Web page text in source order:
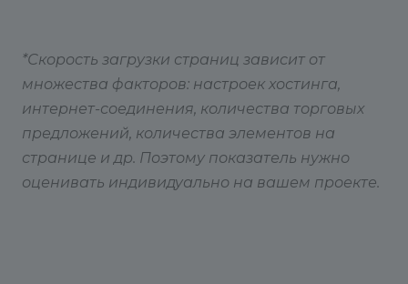
*Скорость загрузки страниц зависит от
множества факторов: настроек хостинга,
интернет-соединения, количества торговых
предложений, количества элементов на
странице и др. Поэтому показатель нужно
оценивать индивидуально на вашем проекте.